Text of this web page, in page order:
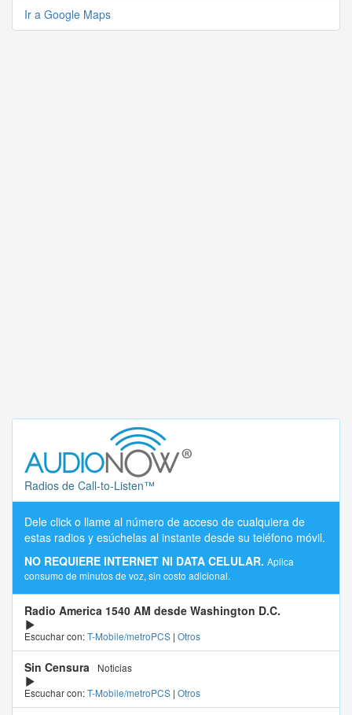
Ir a Google Maps
Radios de Call-to-Listen™
Dele click o llame al número de acceso de cualquiera de
estas radios y esúchelas al instante desde su teléfono móvil.
NO REQUIERE INTERNET NI DATA CELULAR. Aplica
consumo de minutos de voz, sin costo adicional.
Radio America 1540 AM desde Washington D.C.
Escuchar con:T-Mobile/metroPCS | Otros
Sin Censura
Noticias
Escuchar con:T-Mobile/metroPCS | Otros